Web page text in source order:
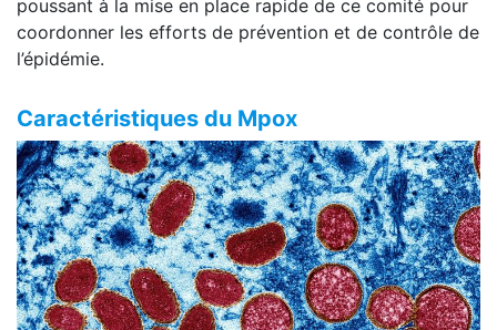
poussant à la mise en place rapide de ce comité pour
coordonner les efforts de prévention et de contrôle de
l’épidémie.
Caractéristiques du Mpox